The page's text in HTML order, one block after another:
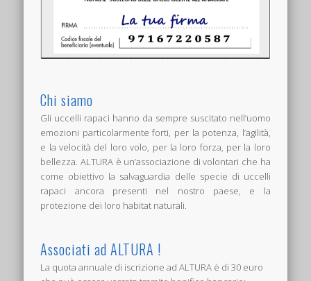
Chi siamo
Gli uccelli rapaci hanno da sempre suscitato nell’uomo
emozioni particolarmente forti, per la potenza, l’agilità,
e la velocità del loro volo, per la loro forza, per la loro
bellezza. ALTURA è un’associazione di volontari che ha
come obiettivo la salvaguardia delle specie di uccelli
rapaci ancora presenti nel nostro paese, e la
protezione dei loro habitat naturali.
Associati ad ALTURA !
La quota annuale di iscrizione ad ALTURA è di 30 euro